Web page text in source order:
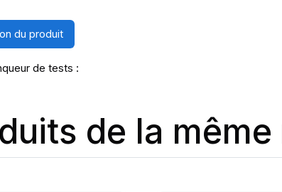
du produit
de tests :
de la